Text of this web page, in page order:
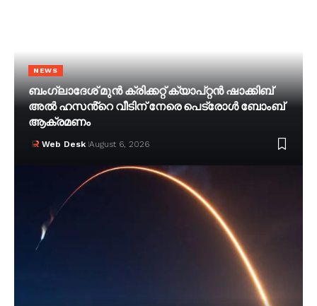
NEWS
ബംഗ്ലാദേശ് മുൻ ക്രിക്കറ്റ് ക്യാപ്റ്റൻ ഷാക്കിബ്
അൽ ഹസൻ്റെ വീടിന് നേരെ പെട്രോൾ ബോംബ്
ആക്രമണം
Web Desk August 6, 2026